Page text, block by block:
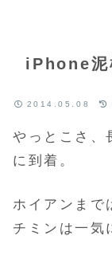
iPhone泥
2014.05.08
やっとこさ、
に到着。
ホイアンまで
チミンは一気